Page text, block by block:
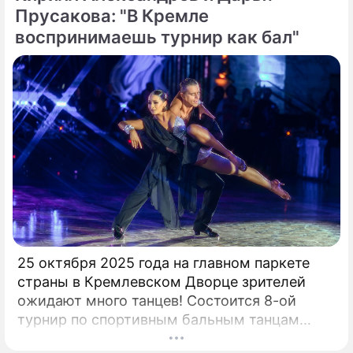
суммы.
Прусакова: "В Кремле
воспринимаешь турнир как бал"
25 октября 2025 года на главном паркете
страны в Кремлевском Дворце зрителей
ожидают много танцев! Состоится 8-ой
турнир по спортивным бальным танцам
"Кубок Кремля – Гордость России!". Будет